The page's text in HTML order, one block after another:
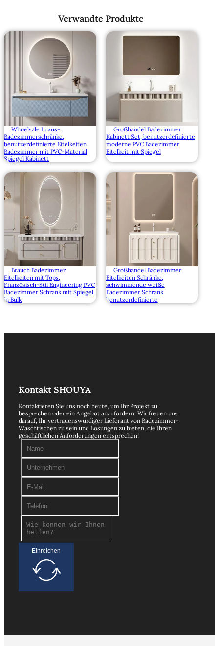
Verwandte Produkte
Whoelsale Luxus-
Badezimmerschränke,
benutzerdefinierte Eitelkeiten
Badezimmer mit PVC-Material
Spiegel Kabinett
Großhandel Badezimmer
Kabinett Set, benutzerdefinierte
moderne PVC Badezimmer
Eitelkeit mit Spiegel
Brauch Badezimmer
Eitelkeiten mit Tops,
Französisch-Stil Engineering PVC
Badezimmer Schrank mit Spiegel
in Bulk
Großhandel Badezimmer
Eitelkeiten Schränke,
schwimmende weiße
Badezimmer Schrank
benutzerdefinierte
Kontakt SHOUYA
Kontaktieren Sie uns noch heute, um Ihr Projekt zu
besprechen oder ein Angebot anzufordern. Wir freuen uns
darauf, Ihr vertrauenswürdiger Lieferant von Badezimmer-
Waschtischen zu sein und Lösungen zu bieten, die Ihren
geschäftlichen Anforderungen entsprechen!
Einreichen